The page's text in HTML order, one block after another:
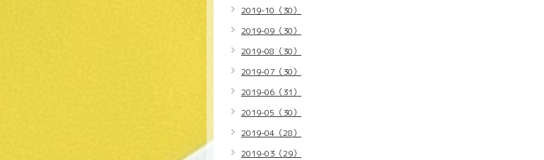
2019-10（30）
2019-09（30）
2019-08（30）
2019-07（30）
2019-06（31）
2019-05（30）
2019-04（28）
2019-03（29）